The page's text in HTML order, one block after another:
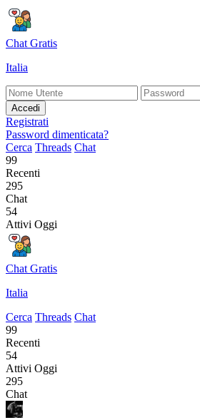
Chat Gratis
Italia
Accedi
Registrati
Password dimenticata?
Cerca Threads Chat
99
Recenti
295
Chat
54
Attivi Oggi
Chat Gratis
Italia
Cerca Threads Chat
99
Recenti
54
Attivi Oggi
295
Chat